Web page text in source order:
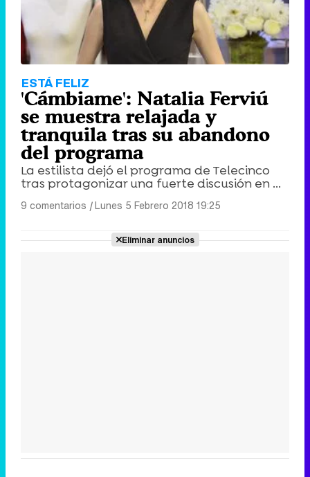
ESTÁ FELIZ
'Cámbiame': Natalia Ferviú
se muestra relajada y
tranquila tras su abandono
del programa
La estilista dejó el programa de Telecinco
tras protagonizar una fuerte discusión en ...
9 comentarios |Lunes 5 Febrero 2018 19:25
Eliminar anuncios